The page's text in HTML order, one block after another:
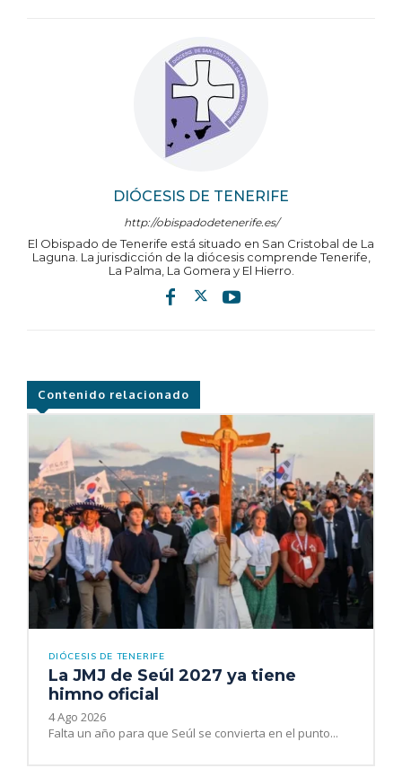
DIÓCESIS DE TENERIFE
http://obispadodetenerife.es/
El Obispado de Tenerife está situado en San Cristobal de La
Laguna. La jurisdicción de la diócesis comprende Tenerife,
La Palma, La Gomera y El Hierro.
Contenido relacionado
DIÓCESIS DE TENERIFE
La JMJ de Seúl 2027 ya tiene
himno oficial
4 Ago 2026
Falta un año para que Seúl se convierta en el punto...